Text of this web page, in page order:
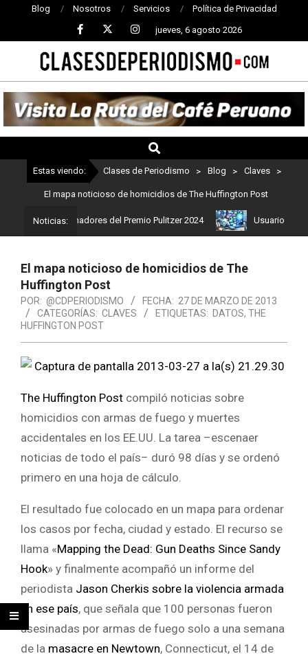
Blog Nosotros Servicios Política de Privacidad
jueves, 6 agosto 2026
CLASES
DE
PERIODISMO
Estas viendo: Clases de Periodismo > Blog > Claves >
El mapa noticioso de homicidios de The Huffington Post
Noticias:
son los ganadores del Premio Pulitzer 2024 Usuarios de
El mapa noticioso de homicidios de The
Huffington Post
POR: @CDPERIODISMO FECHA: 27 DE MARZO DE 2013
CATEGORÍAS: CLAVES ETIQUETAS: DATOS, THE
HUFFINGTON POST
The Huffington Post compiló noticias sobre
homicidios con armas de fuego y muertes
accidentales en los EE.UU. La tarea –escenaer
noticias de todo el país– duró 98 días y se ordenó
primero en una hoja de cálculo.
El resultado fue colocado en un mapa para ordenar
los casos por fecha, ciudad y estado. El recurso se
llama «Mapping the Dead: Gun Deaths Since Sandy
Hook» y finalmente acompañó un informe del
periodista Jason Cherkis sobre la violencia armada
en ese país, que señala que 100 personas fueron
asesinadas por armas de fuego solo a una semana
de la masacre en Newtown, Connecticut, el 14 de